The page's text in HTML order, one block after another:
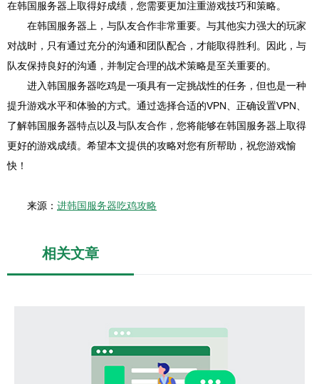
在韩国服务器上取得好成绩，您需要更加注重游戏技巧和策略。
在韩国服务器上，与队友合作非常重要。与其他实力强大的玩家
对战时，只有通过充分的沟通和团队配合，才能取得胜利。因此，与
队友保持良好的沟通，并制定合理的战术策略是至关重要的。
进入韩国服务器吃鸡是一项具有一定挑战性的任务，但也是一种
提升游戏水平和体验的方式。通过选择合适的VPN、正确设置VPN、
了解韩国服务器特点以及与队友合作，您将能够在韩国服务器上取得
更好的游戏成绩。希望本文提供的攻略对您有所帮助，祝您游戏愉
快！
来源： 进韩国服务器吃鸡攻略
相关文章